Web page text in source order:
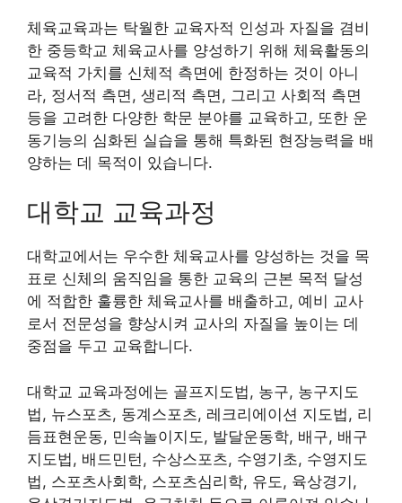
체육교육과는 탁월한 교육자적 인성과 자질을 겸비
한 중등학교 체육교사를 양성하기 위해 체육활동의
교육적 가치를 신체적 측면에 한정하는 것이 아니
라, 정서적 측면, 생리적 측면, 그리고 사회적 측면
등을 고려한 다양한 학문 분야를 교육하고, 또한 운
동기능의 심화된 실습을 통해 특화된 현장능력을 배
양하는 데 목적이 있습니다.
대학교 교육과정
대학교에서는 우수한 체육교사를 양성하는 것을 목
표로 신체의 움직임을 통한 교육의 근본 목적 달성
에 적합한 훌륭한 체육교사를 배출하고, 예비 교사
로서 전문성을 향상시켜 교사의 자질을 높이는 데
중점을 두고 교육합니다.
대학교 교육과정에는 골프지도법, 농구, 농구지도
법, 뉴스포츠, 동계스포츠, 레크리에이션 지도법, 리
듬표현운동, 민속놀이지도, 발달운동학, 배구, 배구
지도법, 배드민턴, 수상스포츠, 수영기초, 수영지도
법, 스포츠사회학, 스포츠심리학, 유도, 육상경기,